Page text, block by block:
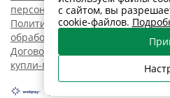
персональных данных
Политика в отношении
обработки cookies
Договор розничной
купли-продажи
с сайтом, вы
cookie-файлов.